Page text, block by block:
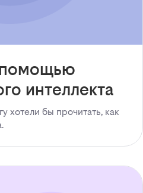
помощью
интеллекта
хотели бы прочитать, как